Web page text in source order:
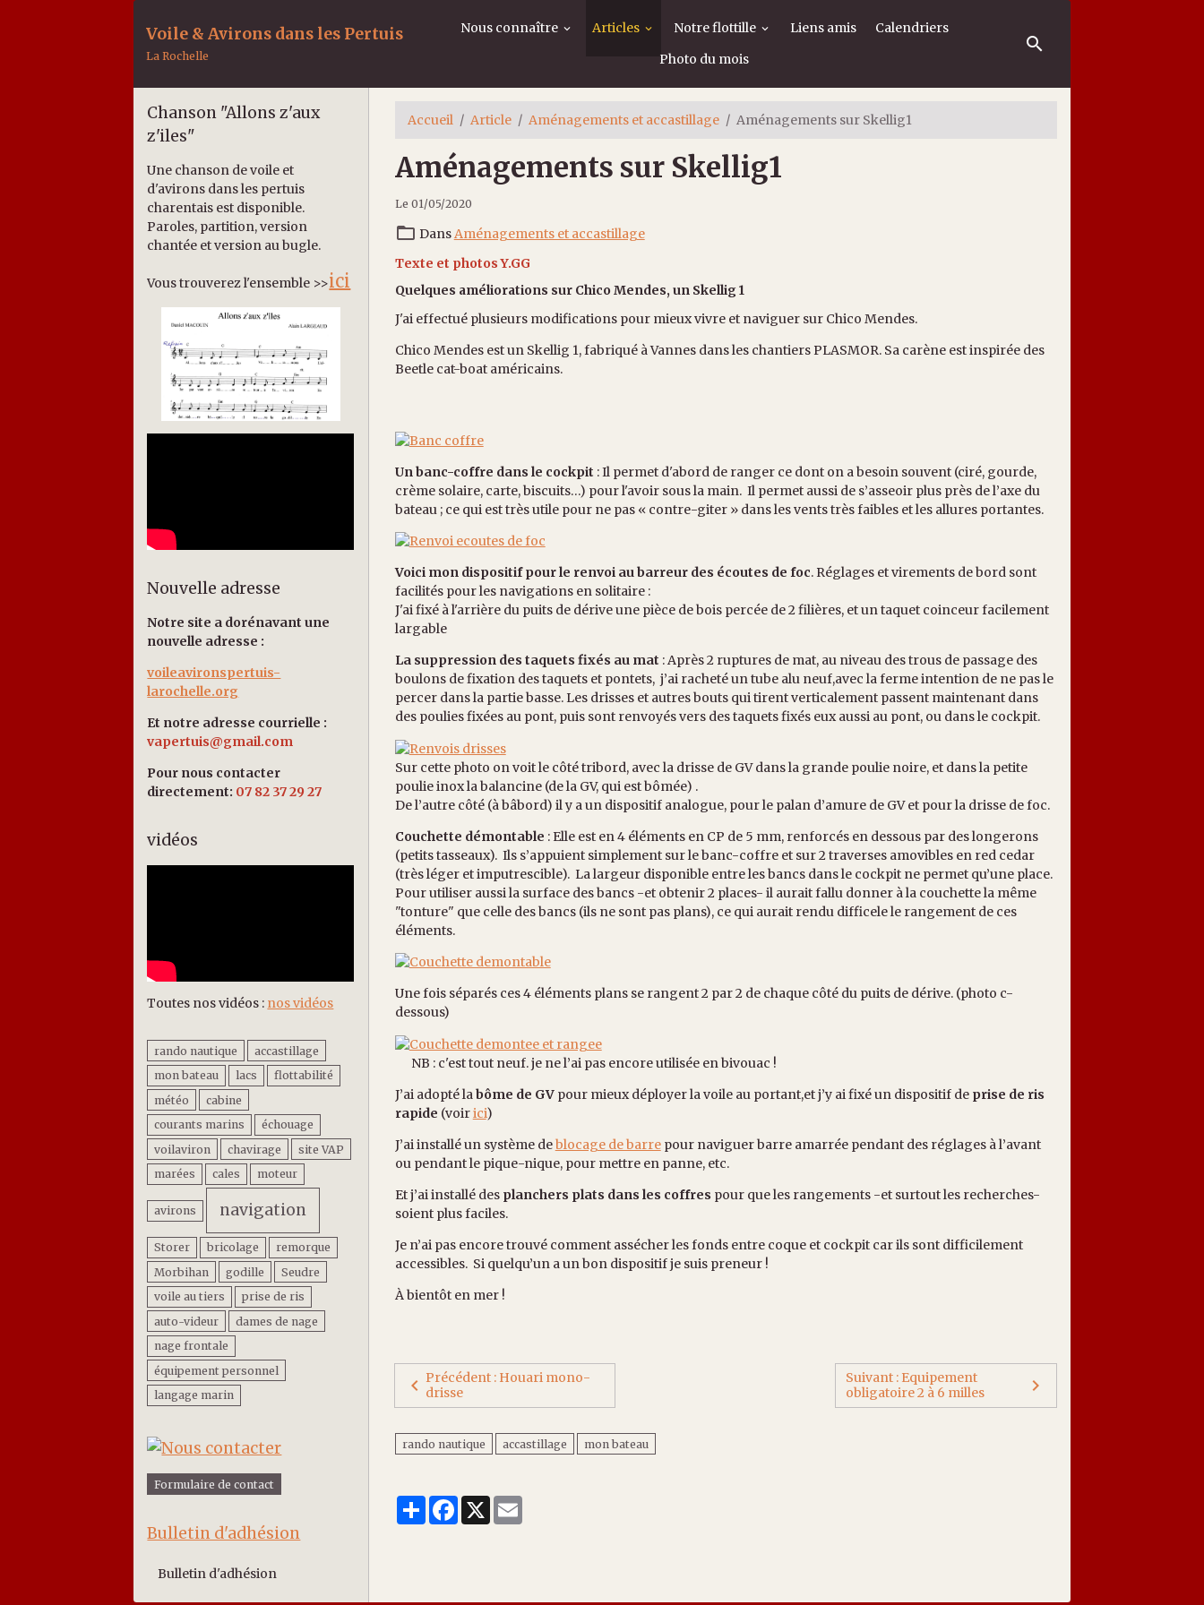
Voile & Avirons dans les Pertuis
La Rochelle
Nous connaître Articles Notre flottille Liens amis
Calendriers
Photo du mois
Accueil Article Aménagements et accastillage Aménagements sur Skellig1
Aménagements sur Skellig1
Le 01/05/2020
DansAménagements et accastillage
Texte et photos Y.GG
Quelques améliorations sur Chico Mendes, un Skellig 1
J'ai effectué plusieurs modifications pour mieux vivre et naviguer sur Chico Mendes.
Chico Mendes est un Skellig 1, fabriqué à Vannes dans les chantiers PLASMOR. Sa carène est inspirée des
Beetle cat-boat américains.
Un banc-coffre dans le cockpit : Il permet d'abord de ranger ce dont on a besoin souvent (ciré, gourde,
crème solaire, carte, biscuits…) pour l'avoir sous la main. Il permet aussi de s’asseoir plus près de l’axe du
bateau ; ce qui est très utile pour ne pas « contre-giter » dans les vents très faibles et les allures portantes.
Voici mon dispositif pour le renvoi au barreur des écoutes de foc. Réglages et virements de bord sont
facilités pour les navigations en solitaire :
J'ai fixé à l'arrière du puits de dérive une pièce de bois percée de 2 filières, et un taquet coinceur facilement
largable
La suppression des taquets fixés au mat : Après 2 ruptures de mat, au niveau des trous de passage des
boulons de fixation des taquets et pontets, j’ai racheté un tube alu neuf,avec la ferme intention de ne pas le
percer dans la partie basse. Les drisses et autres bouts qui tirent verticalement passent maintenant dans
des poulies fixées au pont, puis sont renvoyés vers des taquets fixés eux aussi au pont, ou dans le cockpit.
Sur cette photo on voit le côté tribord, avec la drisse de GV dans la grande poulie noire, et dans la petite
poulie inox la balancine (de la GV, qui est bômée) .
De l’autre côté (à bâbord) il y a un dispositif analogue, pour le palan d’amure de GV et pour la drisse de foc.
Couchette démontable : Elle est en 4 éléments en CP de 5 mm, renforcés en dessous par des longerons
(petits tasseaux). Ils s’appuient simplement sur le banc-coffre et sur 2 traverses amovibles en red cedar
(très léger et imputrescible). La largeur disponible entre les bancs dans le cockpit ne permet qu’une place.
Pour utiliser aussi la surface des bancs -et obtenir 2 places- il aurait fallu donner à la couchette la même
"tonture" que celle des bancs (ils ne sont pas plans), ce qui aurait rendu difficele le rangement de ces
éléments.
Une fois séparés ces 4 éléments plans se rangent 2 par 2 de chaque côté du puits de dérive. (photo c-
dessous)
NB : c'est tout neuf. je ne l’ai pas encore utilisée en bivouac !
J’ai adopté labôme de GVpour mieux déployer la voile au portant,et j’y ai fixé un dispositif de prise de ris
rapide (voirici)
J’ai installé un système deblocage de barrepour naviguer barre amarrée pendant des réglages à l’avant
ou pendant le pique-nique, pour mettre en panne, etc.
Et j’ai installé des planchers plats dans les coffres pour que les rangements -et surtout les recherches-
soient plus faciles.
Je n’ai pas encore trouvé comment assécher les fonds entre coque et cockpit car ils sont difficilement
accessibles. Si quelqu’un a un bon dispositif je suis preneur !
À bientôt en mer !
Précédent : Houari mono-
drisse
Suivant : Equipement
obligatoire 2 à 6 milles
rando nautique accastillage mon bateau
PartagerFacebook
X Email
Chanson "Allons z'aux
z'iles"
Une chanson de voile et
d'avirons dans les pertuis
charentais est disponible.
Paroles, partition, version
chantée et version au bugle.
Vous trouverez l'ensemble >>ici
Nouvelle adresse
Notre site a dorénavant une
nouvelle adresse :
voileavironspertuis-
larochelle.org
Et notre adresse courrielle :
vapertuis@gmail.com
Pour nous contacter
directement: 07 82 37 29 27
vidéos
Toutes nos vidéos : nos vidéos
rando nautique
accastillage
mon bateau
lacs
flottabilité
météo
cabine
courants marins
échouage
voilaviron
chavirage
site VAP
marées
cales moteur
avirons navigation
Storer bricolage
remorque
Morbihan
godille
Seudre
voile au tiers
prise de ris
auto-videur
dames de nage
nage frontale
équipement personnel
langage marin
Formulaire de contact
Bulletin d'adhésion
Bulletin d'adhésion